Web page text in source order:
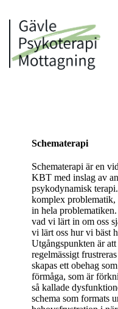
Schematerapi
Schematerapi är en
KBT med inslag av
psykodynamisk
komplex
in hela
vad vi lärt in om oss
vi lärt oss hur vi bäst
Utgångspunkten är
regelmässigt
skapas ett obehag
förmåga, som är
så kallade
schema som formats